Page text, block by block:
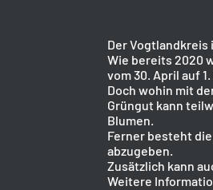
Der
Wie bereits 2020
vom 30. April auf
Doch wohin mit
Grüngut kann
Blumen.
Ferner besteht
abzugeben.
Zusätzlich kann
Weitere